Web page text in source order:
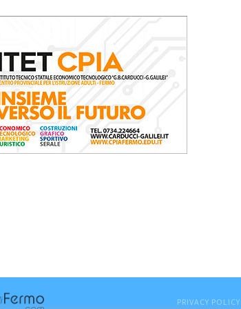
PRIVACY POLICY